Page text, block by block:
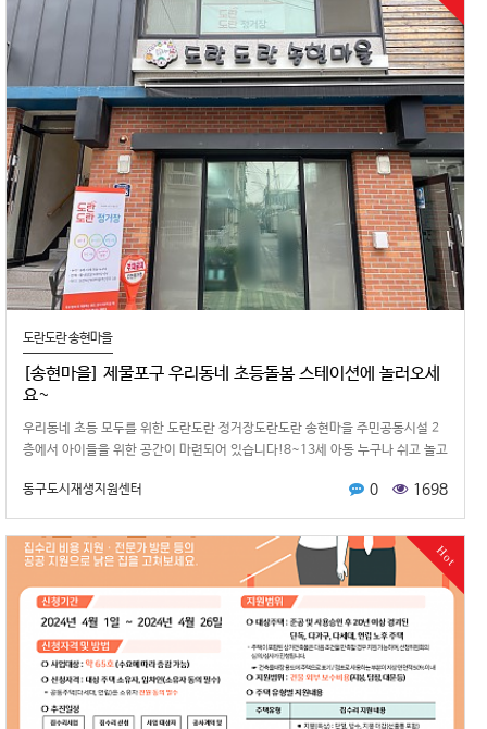
도란도란 송현마을
[송현마을] 제물포구 우리동네 초등돌봄 스테이션에 놀러오세
요~
우리동네 초등 모두를 위한 도란도란 정거장도란도란 송현마을 주민공동시설 2
층에서 아이들을 위한 공간이 마련되어 있습니다!8~13세 아동 누구나 쉬고 놀고
동구도시재생지원센터
0 1698
Hot